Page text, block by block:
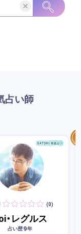
占い師
(0)
・レグルス
占い歴9年